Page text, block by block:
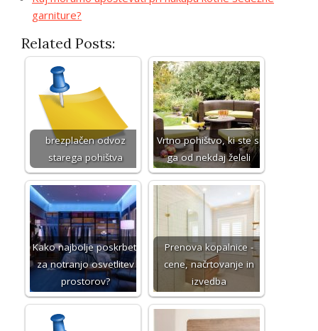
garniture?
Related Posts:
brezplačen odvoz
starega pohištva
Vrtno pohištvo, ki ste si
ga od nekdaj želeli
Kako najbolje poskrbeti
za notranjo osvetlitev
prostorov?
Prenova kopalnice -
cene, načrtovanje in
izvedba